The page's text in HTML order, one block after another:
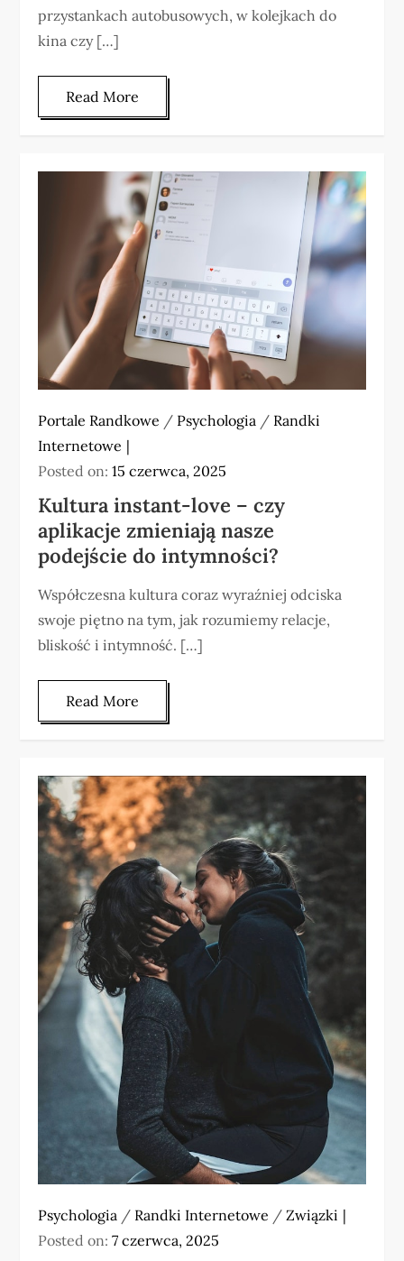
przystankach autobusowych, w kolejkach do
kina czy […]
Read More
Portale Randkowe / Psychologia / Randki
Internetowe
Posted on:15 czerwca, 2025
Kultura instant-love – czy
aplikacje zmieniają nasze
podejście do intymności?
Współczesna kultura coraz wyraźniej odciska
swoje piętno na tym, jak rozumiemy relacje,
bliskość i intymność. […]
Read More
Psychologia / Randki Internetowe /Związki
Posted on:7 czerwca, 2025